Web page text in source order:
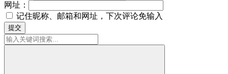
网址：
记住昵称、邮箱和网址，下次评论免输入
提交